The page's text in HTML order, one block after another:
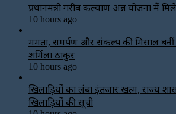
प्रधानमंत्री गरीब कल्याण अन्न योजना में
10 hours ago
ममता, समर्पण और संकल्प की मिसाल बनीं
शर्मिला ठाकुर
10 hours ago
खिलाड़ियों का लंबा इंतजार खत्म, राज्य
खिलाड़ियों की सूची